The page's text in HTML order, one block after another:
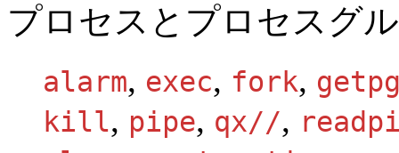
プロセスとプロセスグ
alarm, exec, fork,
kill, pipe, qx//,